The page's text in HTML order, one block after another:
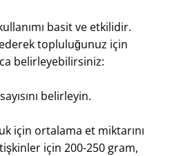
basit ve etkilidir.
ederek topluluğunuz için
belirleyebilirsiniz:
belirleyin.
için ortalama et miktarını
için 200-250 gram,